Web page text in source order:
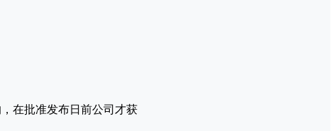
在批准发布日前公司才获